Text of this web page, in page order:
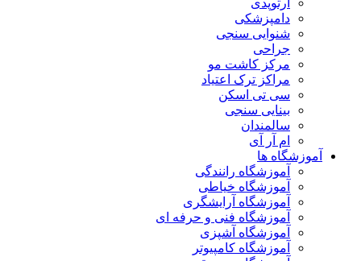
ارتوپدی
دامپزشکی
شنوایی سنجی
جراحی
مرکز کاشت مو
مراکز ترک اعتیاد
سی تی اسکن
بینایی سنجی
سالمندان
ام آر آی
آموزشگاه ها
آموزشگاه رانندگی
آموزشگاه خیاطی
آموزشگاه آرایشگری
آموزشگاه فنی و حرفه ای
آموزشگاه آشپزی
آموزشگاه کامپیوتر